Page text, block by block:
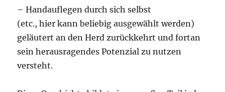
– Handauflegen durch sich selbst
(etc., hier kann beliebig ausgewählt werden)
geläutert an den Herd zurückkehrt und fortan
sein herausragendes Potenzial zu nutzen
versteht.